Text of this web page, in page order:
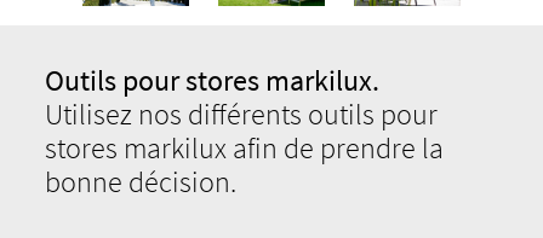
Outils pour stores markilux.
Utilisez nos différents outils pour
stores markilux afin de prendre la
bonne décision.